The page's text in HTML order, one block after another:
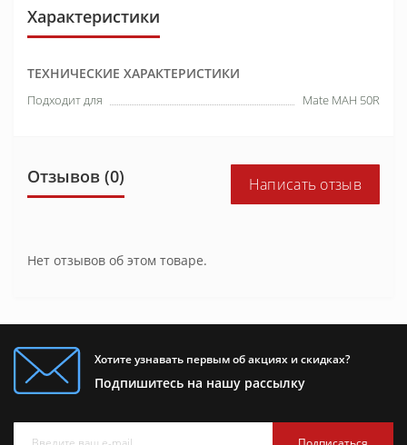
Характеристики
ТЕХНИЧЕСКИЕ ХАРАКТЕРИСТИКИ
Подходит для Mate MAH 50R
Отзывов (0) Написать отзыв
Нет отзывов об этом товаре.
Хотите узнавать первым об акциях и скидках?
Подпишитесь на нашу рассылку